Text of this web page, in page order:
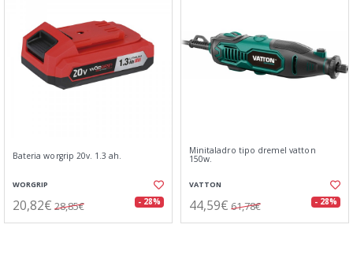
Bateria worgrip 20v. 1.3 ah.
WORGRIP
20,82€ 28,85€ - 28%
Minitaladro tipo dremel vatton
150w.
VATTON
44,59€ 61,78€ - 28%